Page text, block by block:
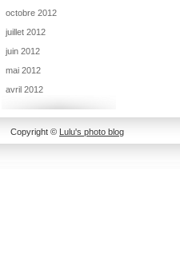
octobre 2012
juillet 2012
juin 2012
mai 2012
avril 2012
Copyright © Lulu's photo blog